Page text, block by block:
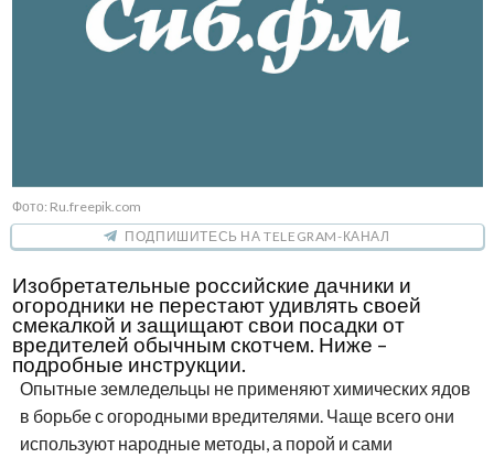
Фото: Ru.freepik.com
ПОДПИШИТЕСЬ НА TELEGRAM-КАНАЛ
Изобретательные российские дачники и
огородники не перестают удивлять своей
смекалкой и защищают свои посадки от
вредителей обычным скотчем. Ниже –
подробные инструкции.
Опытные земледельцы не применяют химических ядов
в борьбе с огородными вредителями. Чаще всего они
используют народные методы, а порой и сами